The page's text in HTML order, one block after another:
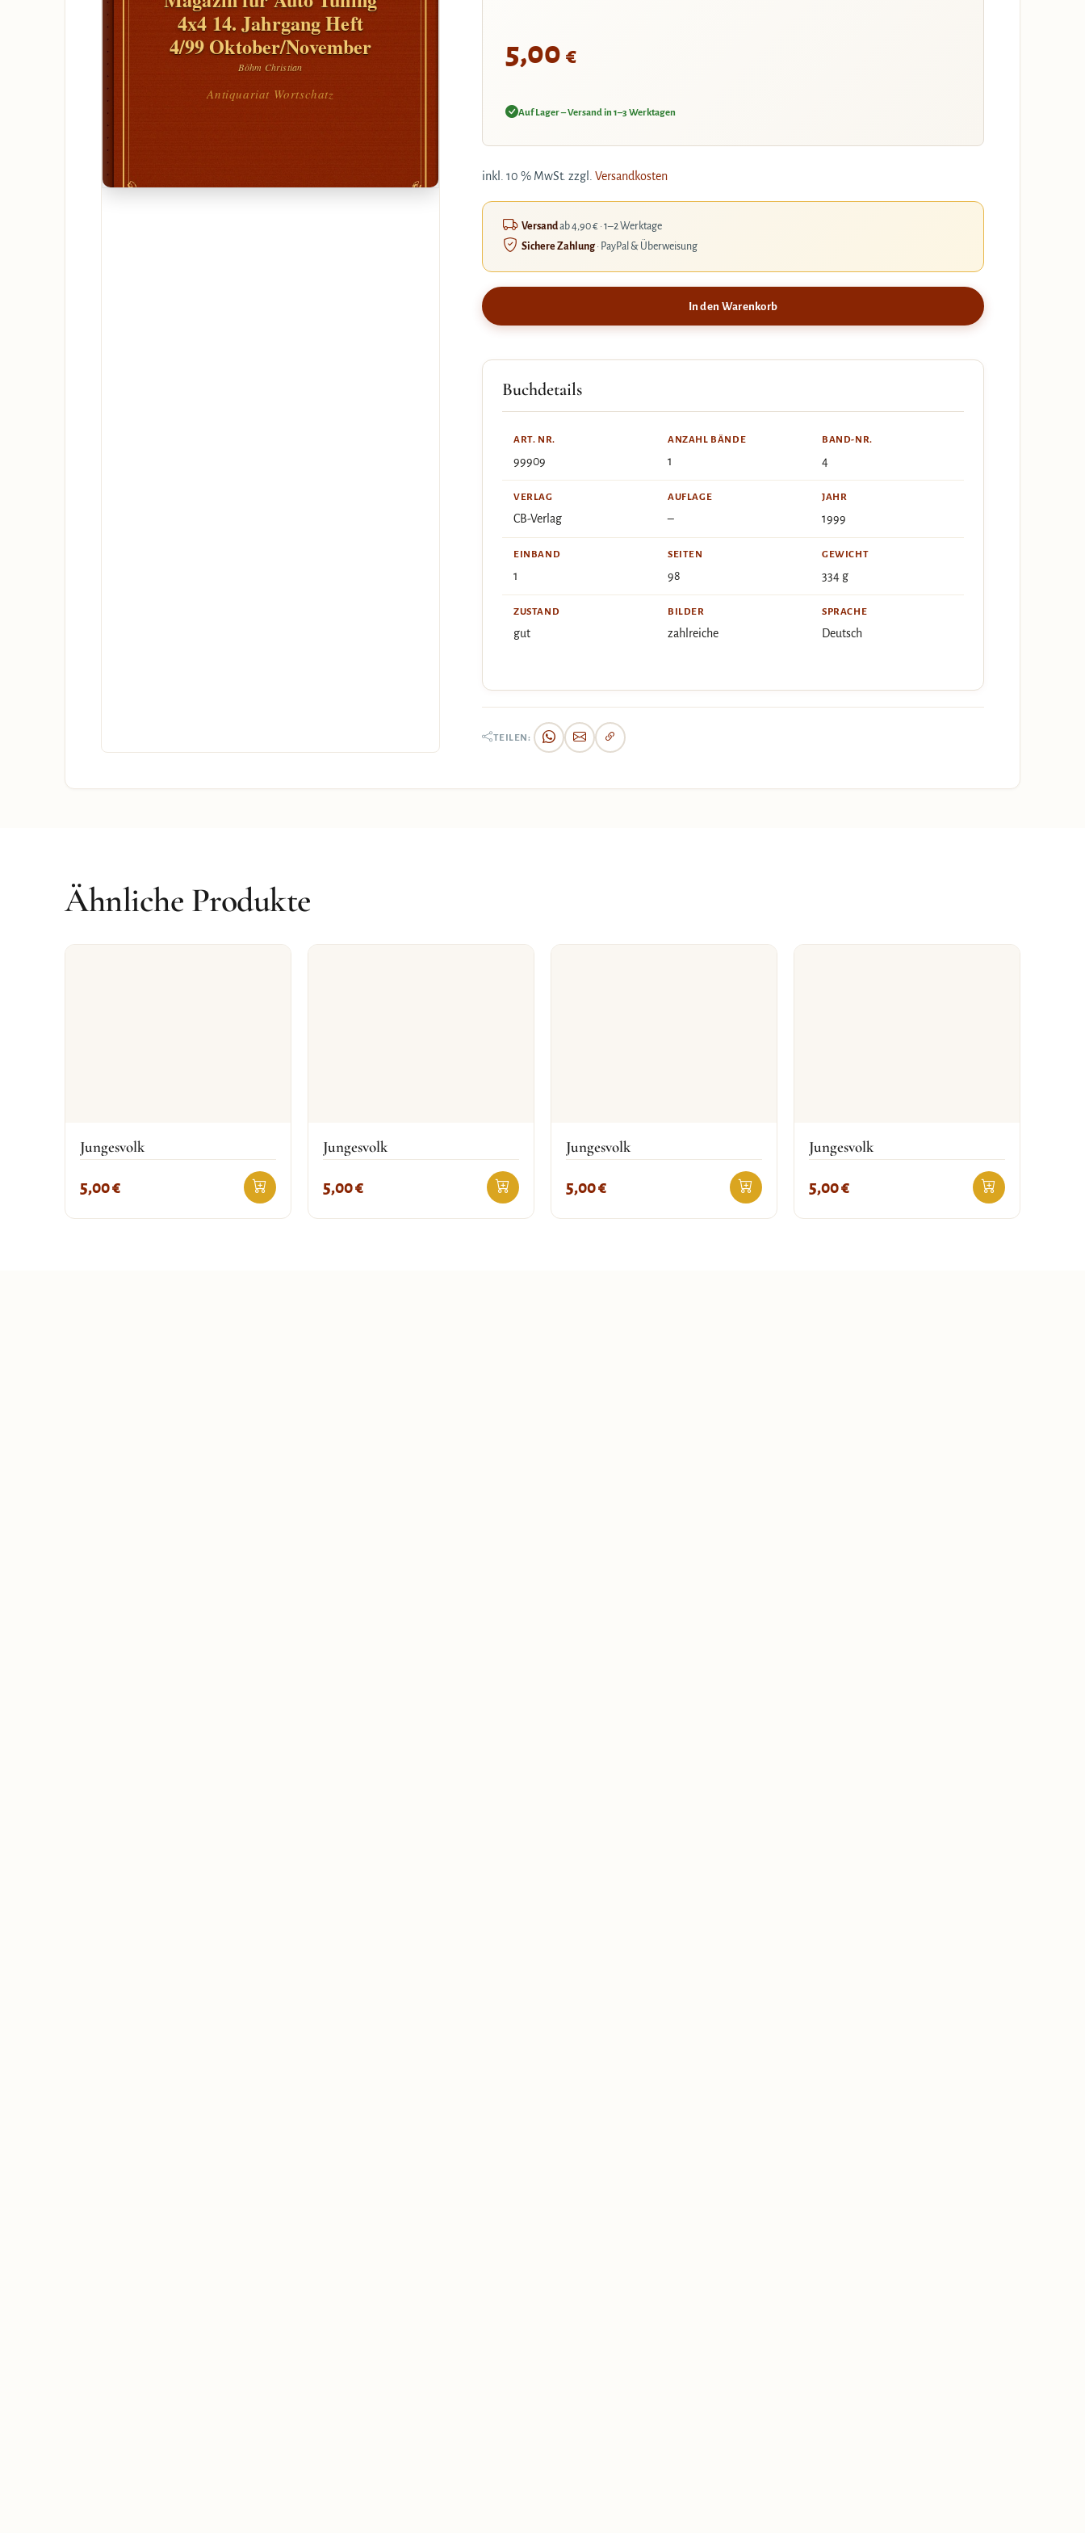
4x4 14. Jahrgang Heft
4/99 Oktober/November
Böhm Christian
Antiquariat Wortschatz
5,00 €
Auf Lager – Versand in 1–3 Werktagen
inkl. 10 % MwSt. zzgl. Versandkosten
Versandab 4,90 € · 1–2 Werktage
Sichere Zahlung· PayPal & Überweisung
In den Warenkorb
Buchdetails
ART. NR.
99909
ANZAHL BÄNDE
1
BAND-NR.
4
VERLAG
CB-Verlag
AUFLAGE
–
JAHR
1999
EINBAND
1
SEITEN
98
GEWICHT
334 g
ZUSTAND
gut
BILDER
zahlreiche
SPRACHE
Deutsch
TEILEN:
Ähnliche Produkte
Jungesvolk
5,00€
Jungesvolk
5,00€
Jungesvolk
5,00€
Jungesvolk
5,00€